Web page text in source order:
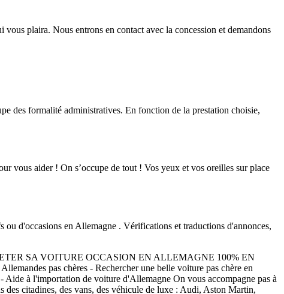
plaira. Nous entrons en contact avec la concession et demandons
des formalité administratives. En fonction de la prestation choisie,
vous aider ! On s’occupe de tout ! Vos yeux et vos oreilles sur place
d'occasions en Allemagne . Vérifications et traductions d'annonces,
SA VOITURE OCCASION EN ALLEMAGNE 100% EN
pas chères - Rechercher une belle voiture pas chère en
à l'importation de voiture d'Allemagne On vous accompagne pas à
citadines, des vans, des véhicule de luxe : Audi, Aston Martin,